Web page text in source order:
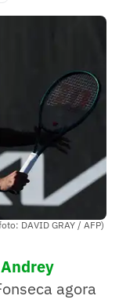
DAVID GRAY / AFP)
agora